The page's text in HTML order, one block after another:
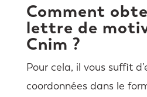
Comment
lettre de
Cnim ?
Pour cela, il vous suffit
coordonnées dans le